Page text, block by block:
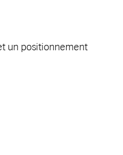
un positionnement